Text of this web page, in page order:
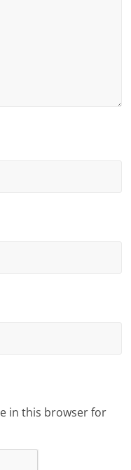
in this browser for